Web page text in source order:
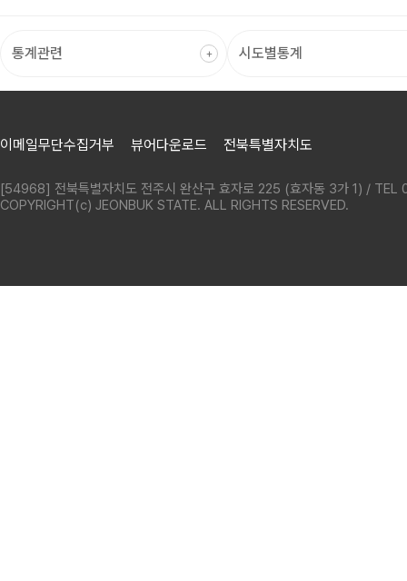
이메일무단수집거부 뷰어다운로드 전북특별자치도
[54968] 전북특별자치도 전주시 완산구 효자로 225 (효자동 3가 1) /
COPYRIGHT(c) JEONBUK STATE. ALL RIGHTS RESERVED.